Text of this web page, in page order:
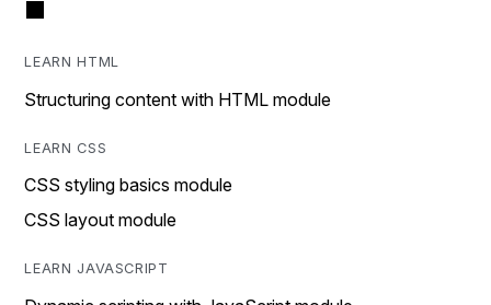
LEARN HTML
Structuring content with HTML module
LEARN CSS
CSS styling basics module
CSS layout module
LEARN JAVASCRIPT